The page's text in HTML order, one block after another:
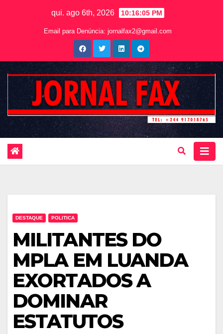
qui. ago 6th, 2026 10:16:06 PM
Email para Denúncia: jornalfax2@gmail.com
DESTAQUE POLITICA
MILITANTES DO
MPLA EM LUANDA
EXORTADOS A
DOMINAR
ESTATUTOS